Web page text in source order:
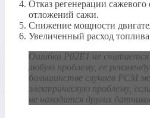
Отказ регенерации
отложений сажи.
Снижение мощности
Увеличенный расход
Ошибка P02E1 не считается
любую проблему, ее
большинстве случаев PCM
электрическую проблему,
не находится других